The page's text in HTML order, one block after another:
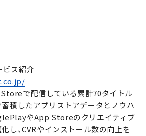
ビス紹介
で配信している累計70タイトル
積したアプリストアデータとノウハ
やApp Storeのクリエイティブ
し、CVRやインストール数の向上を